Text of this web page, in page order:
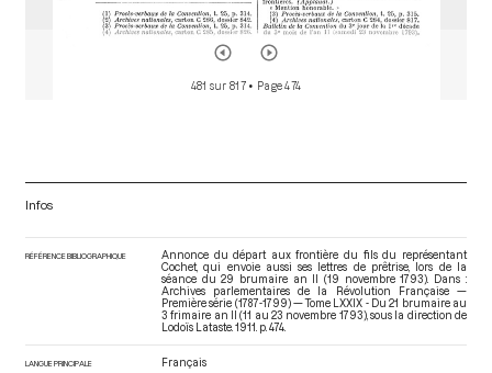
481 sur 817 • Page 474
Infos
RÉFÉRENCE BIBLIOGRAPHIQUE
Annonce du départ aux frontière du fils du représentant
Cochet, qui envoie aussi ses lettres de prêtrise, lors de la
séance du 29 brumaire an II (19 novembre 1793). Dans :
Archives parlementaires de la Révolution Française —
Première série (1787-1799) — Tome LXXIX - Du 21 brumaire au
3 frimaire an II (11 au 23 novembre 1793), sous la direction de
Lodoïs Lataste. 1911. p. 474.
LANGUE PRINCIPALE Français